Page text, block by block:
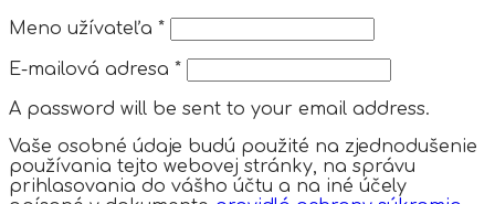
Meno užívateľa *
E-mailová adresa *
A password will be sent to your email address.
Vaše osobné údaje budú použité na zjednodušenie
používania tejto webovej stránky, na správu
prihlasovania do vášho účtu a na iné účely